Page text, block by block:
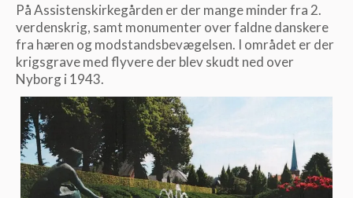
På Assistenskirkegården er der mange minder fra 2.
verdenskrig, samt monumenter over faldne danskere
fra hæren og modstandsbevægelsen. I området er der
krigsgrave med flyvere der blev skudt ned over
Nyborg i 1943.